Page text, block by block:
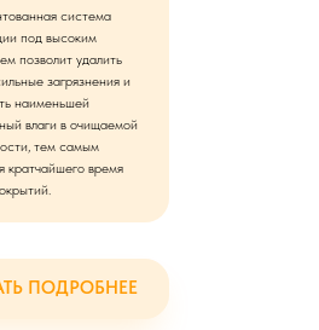
система
под высоким
позволит удалить
загрязнения и
наименьшей
влаги в очищаемой
тем самым
кратчайшего время
ПОДРОБНЕЕ